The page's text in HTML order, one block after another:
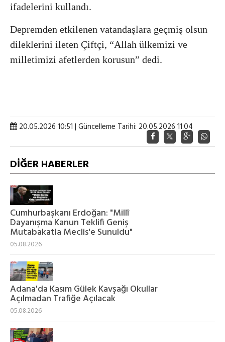
ifadelerini kullandı.
Depremden etkilenen vatandaşlara geçmiş olsun
dileklerini ileten Çiftçi, “Allah ülkemizi ve
milletimizi afetlerden korusun” dedi.
20.05.2026 10:51 | Güncelleme Tarihi: 20.05.2026 11:04
DİĞER HABERLER
Cumhurbaşkanı Erdoğan: "Millî
Dayanışma Kanun Teklifi Geniş
Mutabakatla Meclis'e Sunuldu"
05.08.2026
Adana'da Kasım Gülek Kavşağı Okullar
Açılmadan Trafiğe Açılacak
05.08.2026